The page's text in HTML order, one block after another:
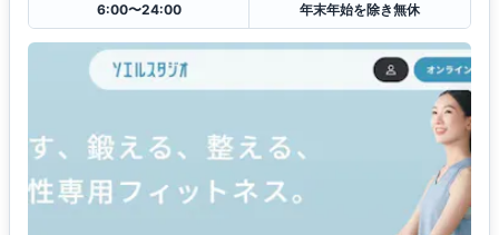
6:00〜24:00
年末年始を除き無休